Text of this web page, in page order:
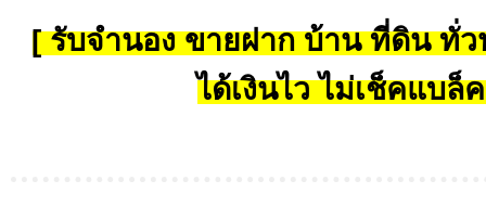
[ รับจำนอง ขายฝาก บ้าน ที่ดิน ทั่ว
ได้เงินไว ไม่เช็คแบล็